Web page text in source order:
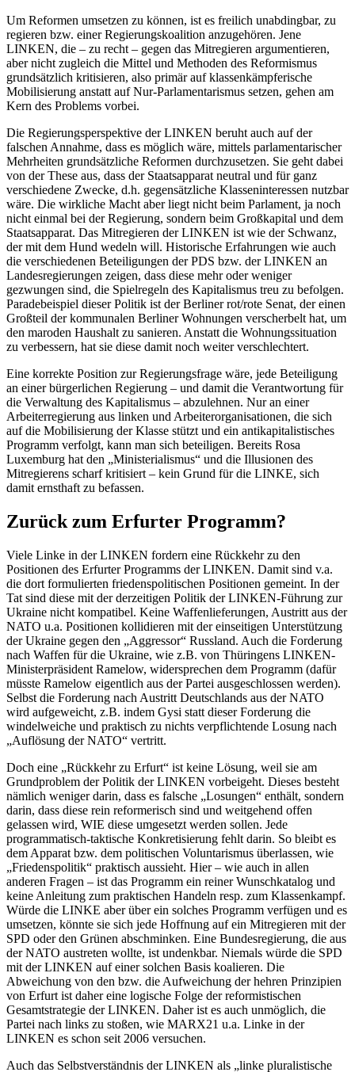
Um Reformen umsetzen zu können, ist es freilich unabdingbar, zu
regieren bzw. einer Regierungskoalition anzugehören. Jene
LINKEN, die – zu recht – gegen das Mitregieren argumentieren,
aber nicht zugleich die Mittel und Methoden des Reformismus
grundsätzlich kritisieren, also primär auf klassenkämpferische
Mobilisierung anstatt auf Nur-Parlamentarismus setzen, gehen am
Kern des Problems vorbei.
Die Regierungsperspektive der LINKEN beruht auch auf der
falschen Annahme, dass es möglich wäre, mittels parlamentarischer
Mehrheiten grundsätzliche Reformen durchzusetzen. Sie geht dabei
von der These aus, dass der Staatsapparat neutral und für ganz
verschiedene Zwecke, d.h. gegensätzliche Klasseninteressen nutzbar
wäre. Die wirkliche Macht aber liegt nicht beim Parlament, ja noch
nicht einmal bei der Regierung, sondern beim Großkapital und dem
Staatsapparat. Das Mitregieren der LINKEN ist wie der Schwanz,
der mit dem Hund wedeln will. Historische Erfahrungen wie auch
die verschiedenen Beteiligungen der PDS bzw. der LINKEN an
Landesregierungen zeigen, dass diese mehr oder weniger
gezwungen sind, die Spielregeln des Kapitalismus treu zu befolgen.
Paradebeispiel dieser Politik ist der Berliner rot/rote Senat, der einen
Großteil der kommunalen Berliner Wohnungen verscherbelt hat, um
den maroden Haushalt zu sanieren. Anstatt die Wohnungssituation
zu verbessern, hat sie diese damit noch weiter verschlechtert.
Eine korrekte Position zur Regierungsfrage wäre, jede Beteiligung
an einer bürgerlichen Regierung – und damit die Verantwortung für
die Verwaltung des Kapitalismus – abzulehnen. Nur an einer
Arbeiterregierung aus linken und Arbeiterorganisationen, die sich
auf die Mobilisierung der Klasse stützt und ein antikapitalistisches
Programm verfolgt, kann man sich beteiligen. Bereits Rosa
Luxemburg hat den „Ministerialismus“ und die Illusionen des
Mitregierens scharf kritisiert – kein Grund für die LINKE, sich
damit ernsthaft zu befassen.
Zurück zum Erfurter Programm?
Viele Linke in der LINKEN fordern eine Rückkehr zu den
Positionen des Erfurter Programms der LINKEN. Damit sind v.a.
die dort formulierten friedenspolitischen Positionen gemeint. In der
Tat sind diese mit der derzeitigen Politik der LINKEN-Führung zur
Ukraine nicht kompatibel. Keine Waffenlieferungen, Austritt aus der
NATO u.a. Positionen kollidieren mit der einseitigen Unterstützung
der Ukraine gegen den „Aggressor“ Russland. Auch die Forderung
nach Waffen für die Ukraine, wie z.B. von Thüringens LINKEN-
Ministerpräsident Ramelow, widersprechen dem Programm (dafür
müsste Ramelow eigentlich aus der Partei ausgeschlossen werden).
Selbst die Forderung nach Austritt Deutschlands aus der NATO
wird aufgeweicht, z.B. indem Gysi statt dieser Forderung die
windelweiche und praktisch zu nichts verpflichtende Losung nach
„Auflösung der NATO“ vertritt.
Doch eine „Rückkehr zu Erfurt“ ist keine Lösung, weil sie am
Grundproblem der Politik der LINKEN vorbeigeht. Dieses besteht
nämlich weniger darin, dass es falsche „Losungen“ enthält, sondern
darin, dass diese rein reformerisch sind und weitgehend offen
gelassen wird, WIE diese umgesetzt werden sollen. Jede
programmatisch-taktische Konkretisierung fehlt darin. So bleibt es
dem Apparat bzw. dem politischen Voluntarismus überlassen, wie
„Friedenspolitik“ praktisch aussieht. Hier – wie auch in allen
anderen Fragen – ist das Programm ein reiner Wunschkatalog und
keine Anleitung zum praktischen Handeln resp. zum Klassenkampf.
Würde die LINKE aber über ein solches Programm verfügen und es
umsetzen, könnte sie sich jede Hoffnung auf ein Mitregieren mit der
SPD oder den Grünen abschminken. Eine Bundesregierung, die aus
der NATO austreten wollte, ist undenkbar. Niemals würde die SPD
mit der LINKEN auf einer solchen Basis koalieren. Die
Abweichung von den bzw. die Aufweichung der hehren Prinzipien
von Erfurt ist daher eine logische Folge der reformistischen
Gesamtstrategie der LINKEN. Daher ist es auch unmöglich, die
Partei nach links zu stoßen, wie MARX21 u.a. Linke in der
LINKEN es schon seit 2006 versuchen.
Auch das Selbstverständnis der LINKEN als „linke pluralistische